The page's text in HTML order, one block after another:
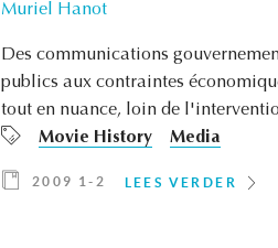
Muriel Hanot
Des communications
publics aux contraintes
tout en nuance, loin de
Movie History
Media
2009 1-2 LEES VERDER